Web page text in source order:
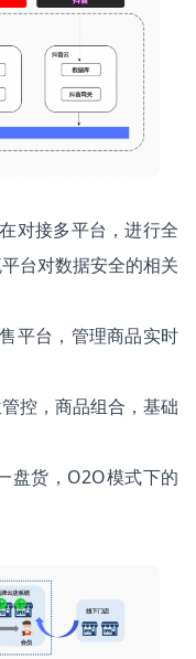
对接多平台，进行全
台对数据安全的相关
平台，管理商品实时
控，商品组合，基础
盘货，O2O模式下的